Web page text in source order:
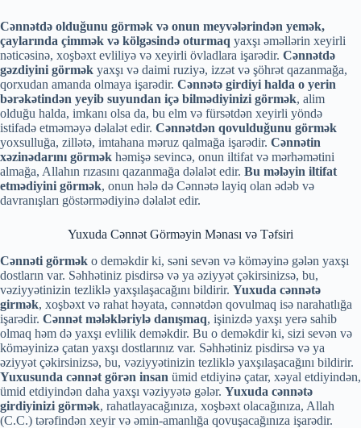
Cənnətdə olduğunu görmək və onun meyvələrindən yemək,
çaylarında çimmək və kölgəsində oturmaq yaxşı əməllərin xeyirli
nəticəsinə, xoşbəxt evliliyə və xeyirli övladlara işarədir. Cənnətdə
gəzdiyini görmək yaxşı və daimi ruziyə, izzət və şöhrət qazanmağa,
qorxudan amanda olmaya işarədir. Cənnətə girdiyi halda o yerin
bərəkətindən yeyib suyundan içə bilmədiyinizi görmək, alim
olduğu halda, imkanı olsa da, bu elm və fürsətdən xeyirli yöndə
istifadə etməməyə dəlalət edir. Cənnətdən qovulduğunu görmək
yoxsulluğa, zillətə, imtahana məruz qalmağa işarədir. Cənnətin
xəzinədarını görmək həmişə sevincə, onun iltifat və mərhəmətini
almağa, Allahın rızasını qazanmağa dəlalət edir. Bu mələyin iltifat
etmədiyini görmək, onun hələ də Cənnətə layiq olan ədəb və
davranışları göstərmədiyinə dəlalət edir.
Yuxuda Cənnət Görməyin Mənası və Təfsiri
Cənnəti görmək o deməkdir ki, səni sevən və köməyinə gələn yaxşı
dostların var. Səhhətiniz pisdirsə və ya əziyyət çəkirsinizsə, bu,
vəziyyətinizin tezliklə yaxşılaşacağını bildirir. Yuxuda cənnətə
girmək, xoşbəxt və rahat həyata, cənnətdən qovulmaq isə narahatlığa
işarədir. Cənnət mələkləriylə danışmaq, işinizdə yaxşı yerə sahib
olmaq həm də yaxşı evlilik deməkdir. Bu o deməkdir ki, sizi sevən və
köməyinizə çatan yaxşı dostlarınız var. Səhhətiniz pisdirsə və ya
əziyyət çəkirsinizsə, bu, vəziyyətinizin tezliklə yaxşılaşacağını bildirir.
Yuxusunda cənnət görən insan ümid etdiyinə çatar, xəyal etdiyindən,
ümid etdiyindən daha yaxşı vəziyyətə gələr. Yuxuda cənnətə
girdiyinizi görmək, rahatlayacağınıza, xoşbəxt olacağınıza, Allah
(C.C.) tərəfindən xeyir və əmin-amanlığa qovuşacağınıza işarədir.